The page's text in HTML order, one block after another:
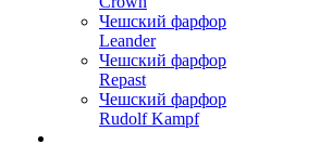
Чешский фарфор
Leander
Чешский фарфор
Repast
Чешский фарфор
Rudolf Kampf